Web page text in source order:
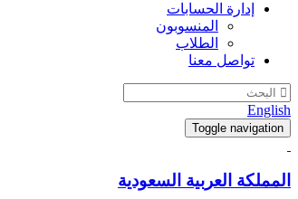
إدارة الحسابات
المنسوبون
الطلاب
تواصل معنا
English
Toggle navigation
المملكة العربية السعودية